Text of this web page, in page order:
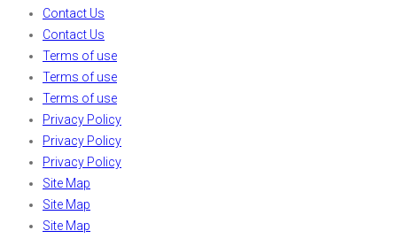
Contact Us
Contact Us
Terms of use
Terms of use
Terms of use
Privacy Policy
Privacy Policy
Privacy Policy
Site Map
Site Map
Site Map